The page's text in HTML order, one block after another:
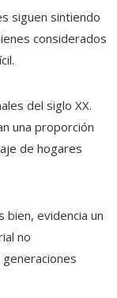
siguen sintiendo
considerados
del siglo XX.
una proporción
de hogares
bien, evidencia un
no